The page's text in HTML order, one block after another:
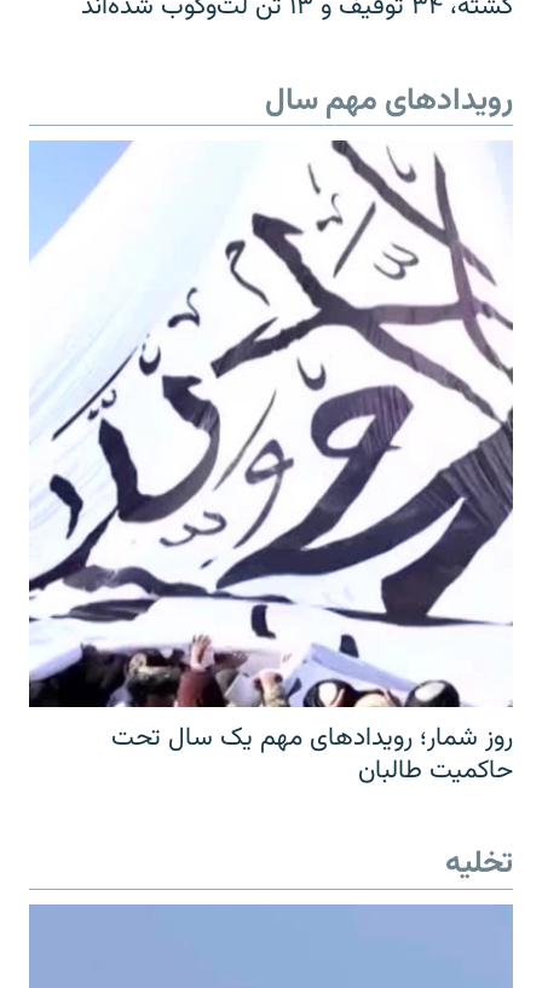
رویدادهای مهم سال
روز شمار؛ رویدادهای مهم یک سال تحت
حاکمیت طالبان
تخلیه